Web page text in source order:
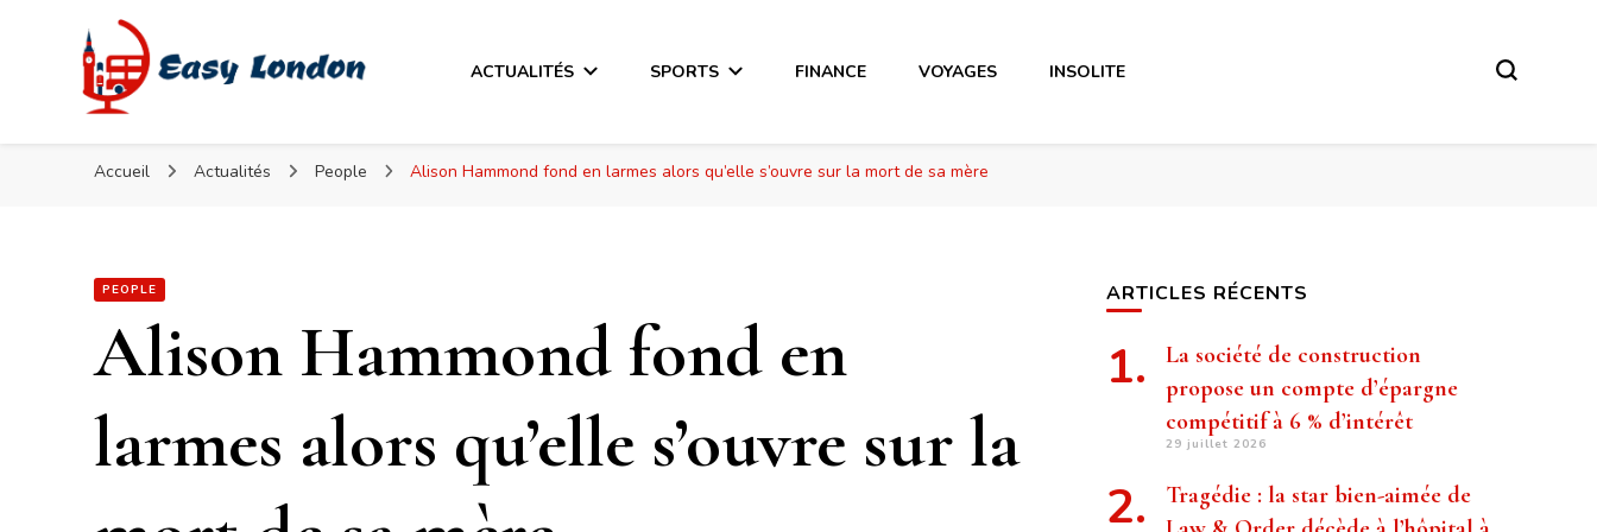
Easy London
Easy London
ACTUALITÉS SPORTS FINANCE VOYAGES INSOLITE
Accueil Actualités People Alison Hammond fond en larmes alors qu’elle s’ouvre sur la mort de sa mère
PEOPLE
Alison Hammond fond en
larmes alors qu’elle s’ouvre sur la
ARTICLES RÉCENTS
La société de construction
propose un compte d’épargne
compétitif à 6 % d’intérêt
29 juillet 2026
Tragédie : la star bien-aimée de